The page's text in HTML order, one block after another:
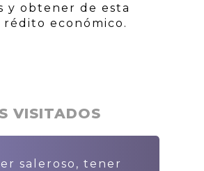
y obtener de esta
económico.
VISITADOS
saleroso, tener